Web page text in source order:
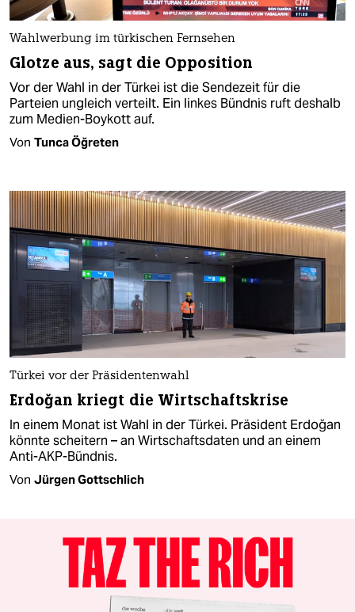
Wahlwerbung im türkischen Fernsehen
Glotze aus, sagt die Opposition
Vor der Wahl in der Türkei ist die Sendezeit für die
Parteien ungleich verteilt. Ein linkes Bündnis ruft deshalb
zum Medien-Boykott auf.
Von Tunca Öğreten
Türkei vor der Präsidentenwahl
Erdoğan kriegt die Wirtschaftskrise
In einem Monat ist Wahl in der Türkei. Präsident Erdoğan
könnte scheitern – an Wirtschaftsdaten und an einem
Anti-AKP-Bündnis.
Von Jürgen Gottschlich